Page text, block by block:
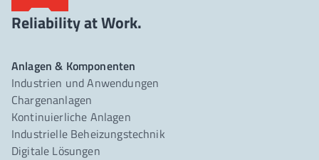
Reliability at Work.
Anlagen & Komponenten
Industrien und Anwendungen
Chargenanlagen
Kontinuierliche Anlagen
Industrielle Beheizungstechnik
Digitale Lösungen